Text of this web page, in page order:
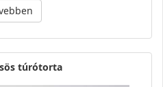
túrótorta